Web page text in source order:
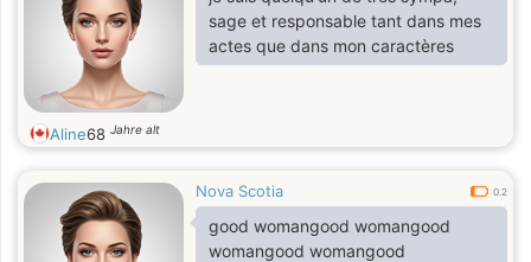
sage et responsable tant dans mes
actes que dans mon caractères
Aline68 Jahre alt
Nova Scotia 0.2
good womangood womangood
womangood womangood